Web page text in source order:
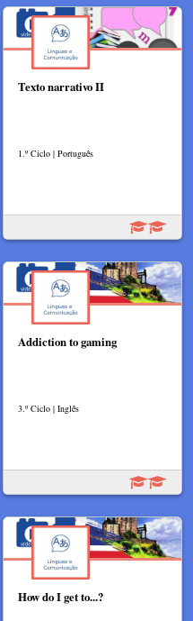
Texto narrativo II
1.º Ciclo | Português
Addiction to gaming
3.º Ciclo | Inglês
How do I get to...?